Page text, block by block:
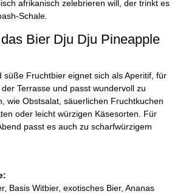
afrikanisch zelebrieren will, der trinkt es
Schale.
Bier Dju Dju Pineapple
süße Fruchtbier eignet sich als Aperitif, für
Terrasse und passt wundervoll zu
wie Obstsalat, säuerlichen Fruchtkuchen
oder leicht würzigen Käsesorten. Für
passt es auch zu scharfwürzigem
Basis Witbier, exotisches Bier, Ananas